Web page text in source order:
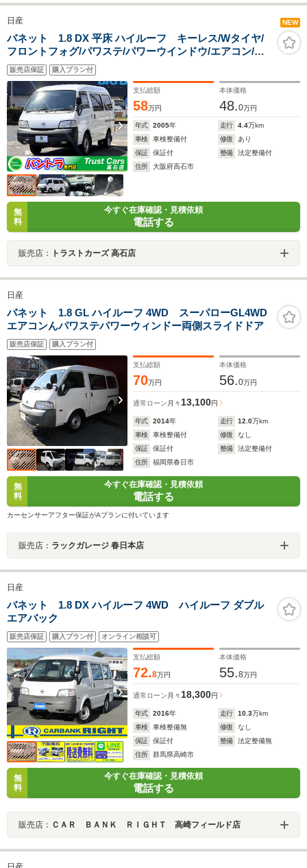
日産 NEW
バネット 1.8 DX 平床 ハイルーフ キーレス/Wタイヤ/
フロントフォグ/パワステ/パワーウインドウ/エアコン/運
転席エアバック/スペアキー/最大積載量1000kg/荷室寸
法 長さ211cm 幅146cm 高さ125cm
販売店保証 購入プラン付
支払総額
58万円
本体価格
48.0万円
年式 2005年 走行 4.4万km
車検
車検整備付 修復
あり
保証
保証付 整備
法定整備付
住所
大阪府高石市
無
料
今すぐ在庫確認・見積依頼
電話する
販売店： トラストカーズ 高石店
日産
バネット 1.8 GL ハイルーフ 4WD スーパローGL4WD
エアコンんパワステパワーウィンドー両側スライドドア
販売店保証 購入プラン付
支払総額
70万円
本体価格
56.0万円
通常ローン 月々 13,100円
年式 2014年 走行 12.0万km
車検
車検整備付 修復
なし
保証
保証付 整備
法定整備付
住所
福岡県春日市
無
料
今すぐ在庫確認・見積依頼
電話する
カーセンサーアフター保証がAプランに付いています
販売店： ラックガレージ 春日本店
日産
バネット 1.8 DX ハイルーフ 4WD ハイルーフ ダブル
エアバック
販売店保証 購入プラン付 オンライン相談可
支払総額
72.8万円
本体価格
55.8万円
通常ローン 月々 18,300円
年式 2016年 走行 10.3万km
車検
車検整備無 修復
なし
保証
保証付 整備
法定整備無
住所
群馬県高崎市
無
料
今すぐ在庫確認・見積依頼
電話する
販売店： ＣＡＲ ＢＡＮＫ ＲＩＧＨＴ 高崎フィールド店